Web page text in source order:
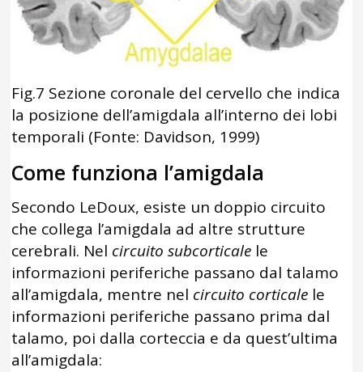
Fig.7 Sezione coronale del cervello che indica
la posizione dell’amigdala all’interno dei lobi
temporali (Fonte: Davidson, 1999)
Come funziona l’amigdala
Secondo LeDoux, esiste un doppio circuito
che collega l’amigdala ad altre strutture
cerebrali. Nel circuito subcorticale le
informazioni periferiche passano dal talamo
all’amigdala, mentre nel circuito corticale le
informazioni periferiche passano prima dal
talamo, poi dalla corteccia e da quest’ultima
all’amigdala: